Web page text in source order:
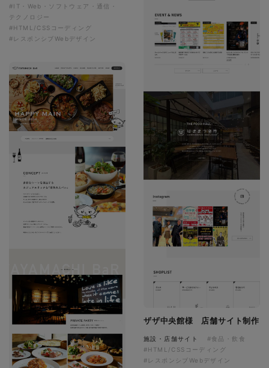
#IT・Web・ソフトウェア・通信・
テクノロジー
#HTML/CSSコーディング
#レスポンシブWebデザイン
ザザ中央館様 店舗サイト制作
施設・店舗サイト
#食品・飲食
#HTML/CSSコーディング
#レスポンシブWebデザイン